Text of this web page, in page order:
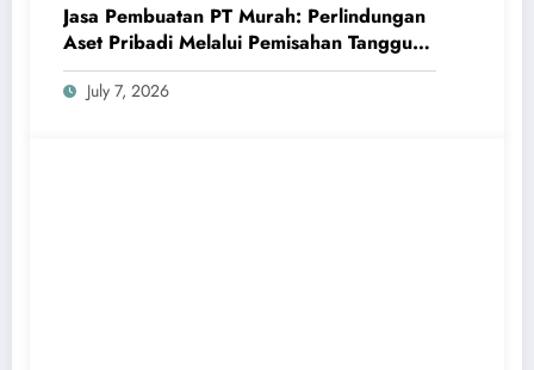
Jasa Pembuatan PT Murah: Perlindungan
Aset Pribadi Melalui Pemisahan Tanggung
Jawab Hukum yang Jelas
July 7, 2026